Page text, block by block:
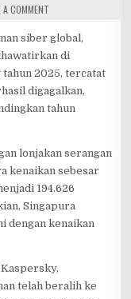
A COMMENT
DI
ASIA
TENGGARA
NAIK
18%,
ORGANISASI
INDONESIA
WASPADA
siber global,
di
tahun 2025, tercatat
digagalkan,
tahun
lonjakan serangan
kenaikan sebesar
194.626
Singapura
dengan kenaikan
telah beralih ke